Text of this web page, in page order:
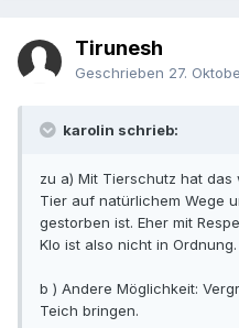
Tirunesh
Geschrieben 27.
karolin schrieb:
zu a) Mit Tierschutz hat
Tier auf natürlichem Wege
gestorben ist. Eher mit
Klo ist also nicht in Ordnung.
b ) Andere Möglichkeit:
Teich bringen.